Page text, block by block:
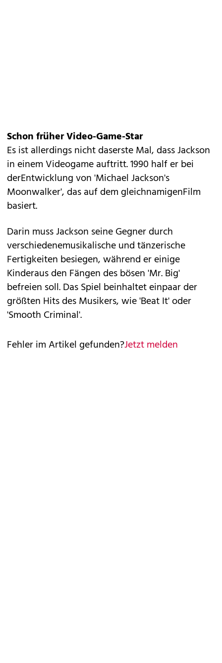
Schon früher Video-Game-Star
Es ist allerdings nicht daserste Mal, dass Jackson
in einem Videogame auftritt. 1990 half er bei
derEntwicklung von 'Michael Jackson's
Moonwalker', das auf dem gleichnamigenFilm
basiert.
Darin muss Jackson seine Gegner durch
verschiedenemusikalische und tänzerische
Fertigkeiten besiegen, während er einige
Kinderaus den Fängen des bösen 'Mr. Big'
befreien soll. Das Spiel beinhaltet einpaar der
größten Hits des Musikers, wie 'Beat It' oder
'Smooth Criminal'.
Fehler im Artikel gefunden?Jetzt melden